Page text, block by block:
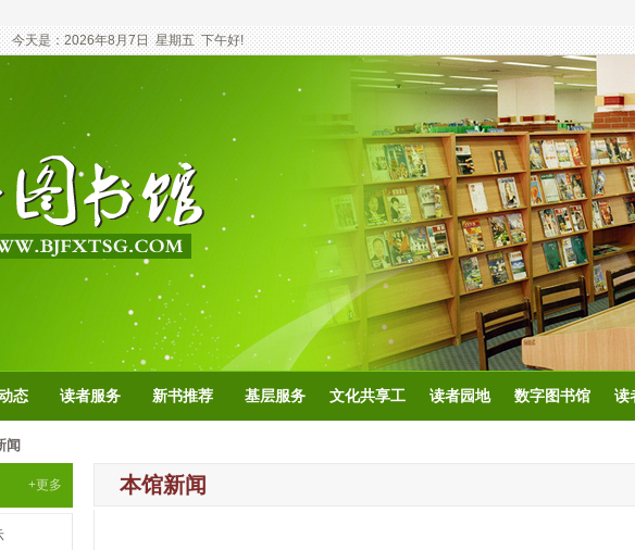
今天是：2026年8月7日 星期五 下午好!
态 读者服务 新书推荐 基层服务 文化共享工 读者园地 数字图书馆 读
闻
+更多 本馆新闻